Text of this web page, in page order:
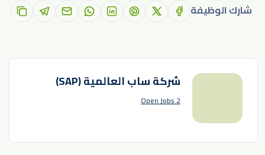
شارك الوظيفة
شركة ساب العالمية (SAP)
2 Open Jobs